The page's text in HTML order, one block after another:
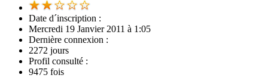
Date d´inscription :
Mercredi 19 Janvier 2011 à 1:05
Dernière connexion :
2272 jours
Profil consulté :
9475 fois